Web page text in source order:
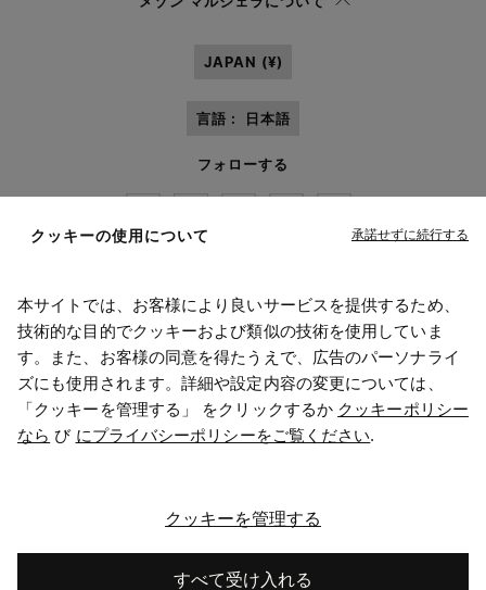
の 3.1.b) 項に記載されたマーケティング*目的のために私の個人データを
JAPAN (¥)
言語 : 日本語
フォローする
Maison Margiela MM6
メゾン マルジェラはOTBのメンバーです
クッキーの使用について 承諾せずに続行する
本サイトでは、お客様により良いサービスを提供するため、
技術的な目的でクッキーおよび類似の技術を使用していま
す。また、お客様の同意を得たうえで、広告のパーソナライ
ズにも使用されます。詳細や設定内容の変更については、
「クッキーを管理する」 をクリックするか クッキーポリシー
なら び にプライバシーポリシーをご覧ください.
クッキーを管理する
すべて受け入れる